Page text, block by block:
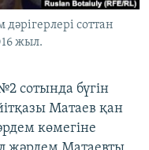
соттан
жыл.
сотында бүгін
Матаев қан
көмегіне